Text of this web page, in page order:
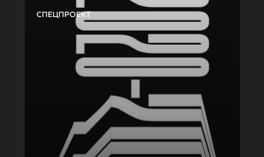
СПЕЦПРОЕКТ